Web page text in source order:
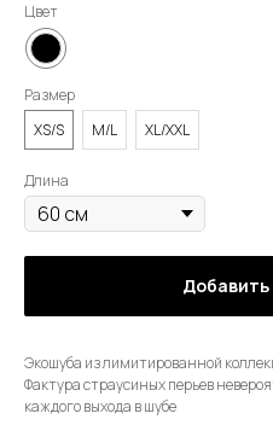
Цвет
Размер
XS/S
M/L XL/XXL
Длина
Добавить
Экошуба из лимитированной
Фактура страусиных перьев
каждого выхода в шубе